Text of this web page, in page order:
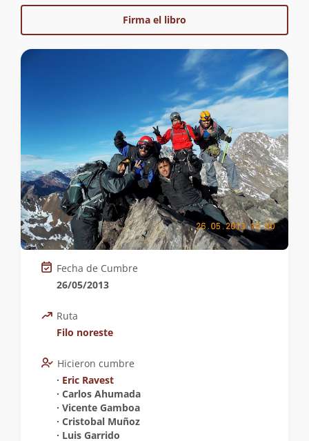
Firma el libro
Fecha de Cumbre
26/05/2013
Ruta
Filo noreste
Hicieron cumbre
∙ Eric Ravest
∙ Carlos Ahumada
∙ Vicente Gamboa
∙ Cristobal Muñoz
∙ Luis Garrido